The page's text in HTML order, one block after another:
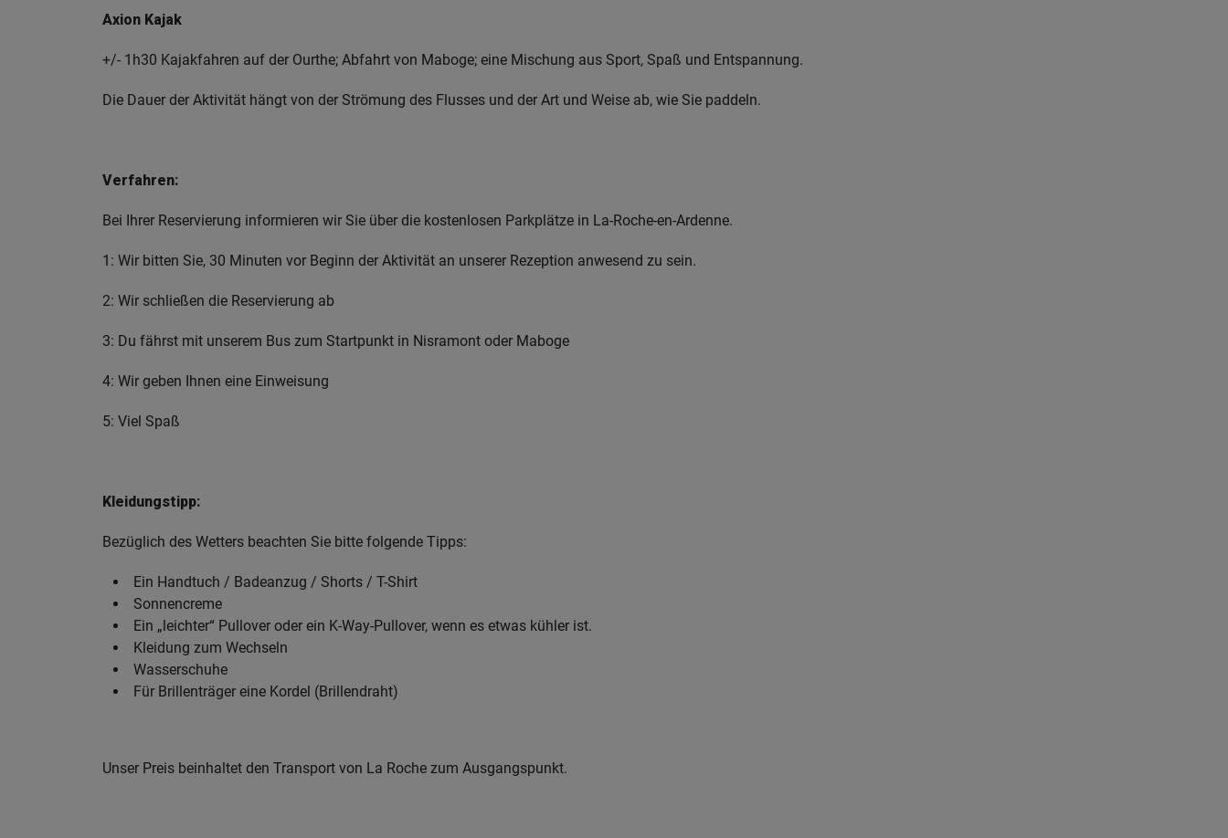
Axion Kajak
+/- 1h30 Kajakfahren auf der Ourthe; Abfahrt von Maboge; eine Mischung aus Sport, Spaß und Entspannung.
Die Dauer der Aktivität hängt von der Strömung des Flusses und der Art und Weise ab, wie Sie paddeln.
Verfahren:
Bei Ihrer Reservierung informieren wir Sie über die kostenlosen Parkplätze in La-Roche-en-Ardenne.
1: Wir bitten Sie, 30 Minuten vor Beginn der Aktivität an unserer Rezeption anwesend zu sein.
2: Wir schließen die Reservierung ab
3: Du fährst mit unserem Bus zum Startpunkt in Nisramont oder Maboge
4: Wir geben Ihnen eine Einweisung
5: Viel Spaß
Kleidungstipp:
Bezüglich des Wetters beachten Sie bitte folgende Tipps:
Ein Handtuch / Badeanzug / Shorts / T-Shirt
Sonnencreme
Ein „leichter“ Pullover oder ein K-Way-Pullover, wenn es etwas kühler ist.
Kleidung zum Wechseln
Wasserschuhe
Für Brillenträger eine Kordel (Brillendraht)
Unser Preis beinhaltet den Transport von La Roche zum Ausgangspunkt.